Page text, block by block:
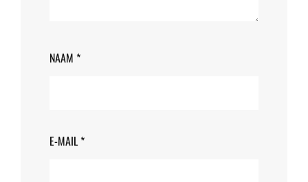
NAAM *
E-MAIL*